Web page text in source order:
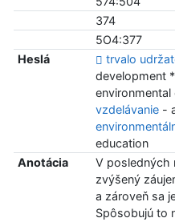
374
5O4:377
Heslá
trvalo
development *
vzdelávanie-
education
Anotácia
V posledných
zvýšený
a zároveň sa
Spôsobujú to